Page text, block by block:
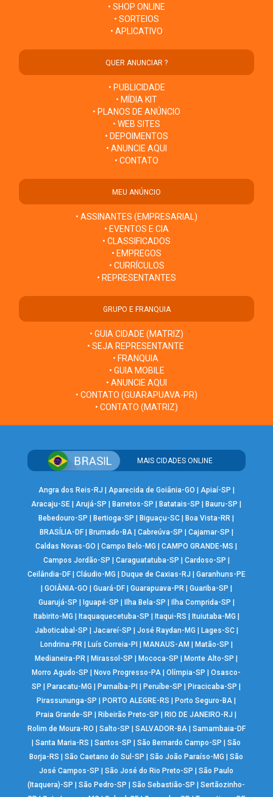
• SHOP ONLINE
• SORTEIOS
• APLICATIVO
QUER ANUNCIAR ?
• PUBLICIDADE
• MÍDIA KIT
• PLANOS DE ANÚNCIO
• WEB SITES
• DEPOIMENTOS
• ANUNCIE AQUI
• CONTATO
MEU ANÚNCIO
• ASSINANTES (EMPRESARIAL)
• EVENTOS E CIA
• CLASSIFICADOS
• EMPREGOS
• CURRÍCULOS
• REPRESENTANTES
GRUPO E FRANQUIA
• GUIA CIDADE (MATRIZ)
• SEJA REPRESENTANTE
• FRANQUIA
• GUIA MOBILE
• ANUNCIE AQUI
• CONTATO (GUARAPUAVA-PR)
• CONTATO (MATRIZ)
MAIS CIDADES ONLINE
Angra dos Reis-RJ Aparecida de Goiânia-GO Apiaí-SP
Aracaju-SE |Arujá-SP Barretos-SP Batatais-SP Bauru-SP
Bebedouro-SP
Bertioga-SP Biguaçu-SC Boa Vista-RR
BRASÍLIA-DF| Brumado-BA| Cabreúva-SP Cajamar-SP
Caldas Novas-GO
|Campo Belo-MG |CAMPO GRANDE-MS
Campos Jordão-SP
Caraguatatuba-SP Cardoso-SP
Ceilândia-DF| Cláudio-MG Duque de Caxias-RJ
Garanhuns-PE
GOIÂNIA-GO Guará-DF| Guarapuava-PR| Guariba-SP
Guarujá-SP
Iguapé-SP Ilha Bela-SP Ilha Comprida-SP
Itabirito-MG
Itaquaquecetuba-SP Itaqui-RS Ituiutaba-MG
Jaboticabal-SP
Jacareí-SP José Raydan-MG Lages-SC|
Londrina-PR| Luís Correia-PI MANAUS-AM Matão-SP
Medianeira-PR
Mirassol-SP Mococa-SP Monte Alto-SP
Morro Agudo-SP
Novo Progresso-PA |Olímpia-SP |Osasco-
SP
Paracatu-MG Parnaíba-PI Peruíbe-SP Piracicaba-SP
Pirassununga-SP
PORTO ALEGRE-RS Porto Seguro-BA
Praia Grande-SP
Ribeirão Preto-SP RIO DE JANEIRO-RJ
Rolim de Moura-RO
Salto-SP SALVADOR-BA| Samambaia-DF
|Santa Maria-RS |Santos-SP |São Bernardo Campo-SP |São
Borja-RS
|São Caetano do Sul-SP |São João Paraíso-MG |São
José Campos-SP
|São José do Rio Preto-SP |São Paulo
(Itaquera)-SP
|São Pedro-SP |São Sebastião-SP |Sertãozinho-